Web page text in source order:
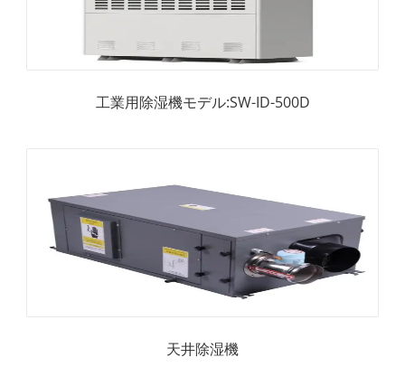
工業用除湿機モデル:SW-ID-500D
天井除湿機